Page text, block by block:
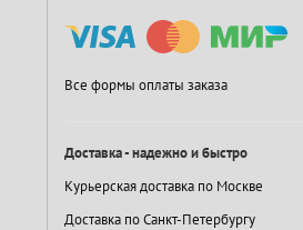
Все формы оплаты заказа
Доставка - надежно и быстро
Курьерская доставка по Москве
Доставка по Санкт-Петербургу